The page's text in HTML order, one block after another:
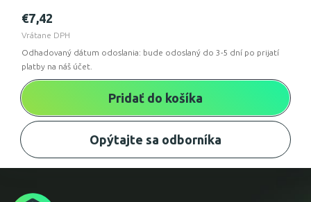
Odhadovaný dátum odoslania: bude odoslaný do 3-5 dní po prijatí
platby na náš účet.
€7,42
Vrátane DPH
Pridať do košíka
Opýtajte sa odborníka